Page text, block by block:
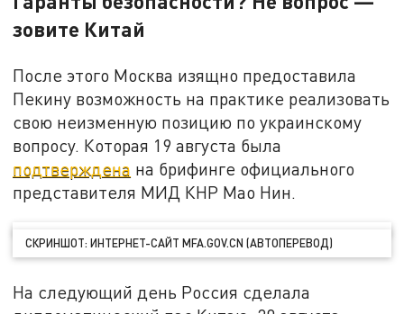
зовите Китай
После этого Москва изящно предоставила
Пекину возможность на практике реализовать
свою неизменную позицию по украинскому
вопросу. Которая 19 августа была
подтверждена на брифинге официального
представителя МИД КНР Мао Нин.
СКРИНШОТ: ИНТЕРНЕТ-САЙТ MFA.GOV.CN (АВТОПЕРЕВОД)
На следующий день Россия сделала